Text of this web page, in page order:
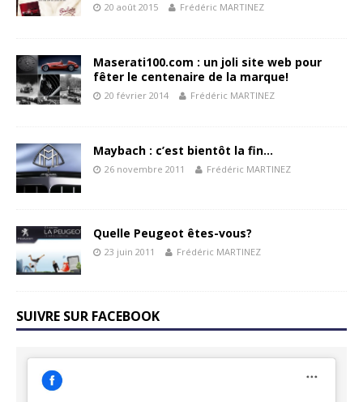
20 août 2015 Frédéric MARTINEZ
Maserati100.com : un joli site web pour
fêter le centenaire de la marque!
20 février 2014 Frédéric MARTINEZ
Maybach : c’est bientôt la fin…
26 novembre 2011 Frédéric MARTINEZ
Quelle Peugeot êtes-vous?
23 juin 2011 Frédéric MARTINEZ
SUIVRE SUR FACEBOOK